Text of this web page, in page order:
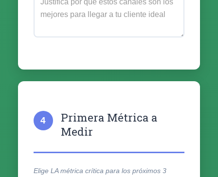
4
Primera Métrica a
Medir
Elige LA métrica crítica para los próximos 3